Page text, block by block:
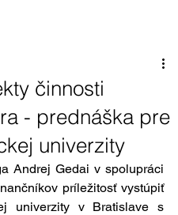
činnosti
- prednáška pre
univerzity
Andrej Gedai v spolupráci
príležitosť vystúpiť
univerzity v Bratislave s